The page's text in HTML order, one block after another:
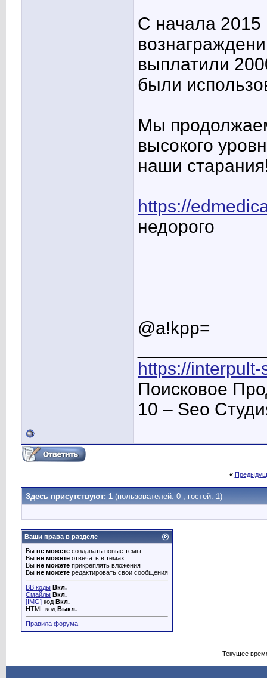
С начала 2015
выплатили
были
Мы
высокого
наши
https://
недорого
@a!kpp=
https://
Поисковое
10 – Seo
«
Здесь присутствуют: 1 (пользователей: 0 , гостей: 1)
Ваши права в разделе
Вы не можете создавать новые темы
Вы не можете отвечать в темах
Вы не можете прикреплять вложения
Вы не можете редактировать свои сообщения
BB коды Вкл.
Смайлы Вкл.
[IMG] код Вкл.
HTML код Выкл.
Правила форума
Текущее